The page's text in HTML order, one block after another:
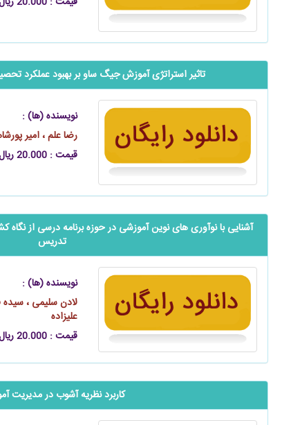
تاثیر استراتژی آموزش جیگ ‌ساو بر بهبود عملکرد
نویسنده (ها) :
رضا علم ، امیر
قیمت : 20.000 ریال
آشنایی با نوآوری ‌های نوین آموزشی در حوزه برنامه درسی از
تدریس
نویسنده (ها) :
لادن سلیمی ،
علیزاده
قیمت : 20.000 ریال
کاربرد نظریه آشوب در مدیریت